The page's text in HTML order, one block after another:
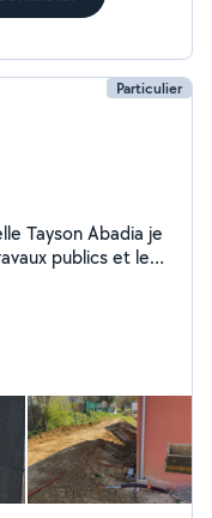
Particulier
Tayson Abadia je
publics et le
maçonnerie. Mes